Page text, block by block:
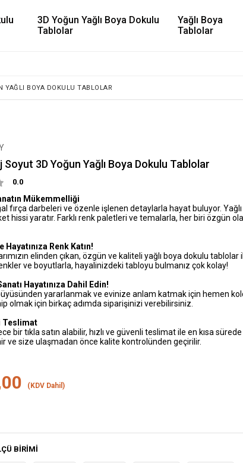
3D Yoğun Yağlı Boya Dokulu
Tablolar
Yağlı Boya
Tablolar
YAĞLI BOYA DOKULU TABLOLAR
Soyut 3D Yoğun Yağlı Boya Dokulu Tablolar
0.0
Mükemmelliği
fırça darbeleri ve özenle işlenen detaylarla hayat buluyor.
hissi yaratır. Farklı renk paletleri ve temalarla, her biri özgün
Hayatınıza Renk Katın!
elinden çıkan, özgün ve kaliteli yağlı boya dokulu
ve boyutlarla, hayalinizdeki tabloyu bulmanız çok kolay!
Hayatınıza Dahil Edin!
yararlanmak ve evinize anlam katmak için hemen
olmak için birkaç adımda siparişinizi verebilirsiniz.
Teslimat
bir tıkla satın alabilir, hızlı ve güvenli teslimat ile en kısa
ve size ulaşmadan önce kalite kontrolünden geçirilir.
(KDV Dahil)
BIRIMI